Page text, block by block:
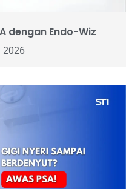
dengan Endo-Wiz
2026